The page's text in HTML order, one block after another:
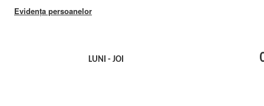
Evidența persoanelor
LUNI - JOI